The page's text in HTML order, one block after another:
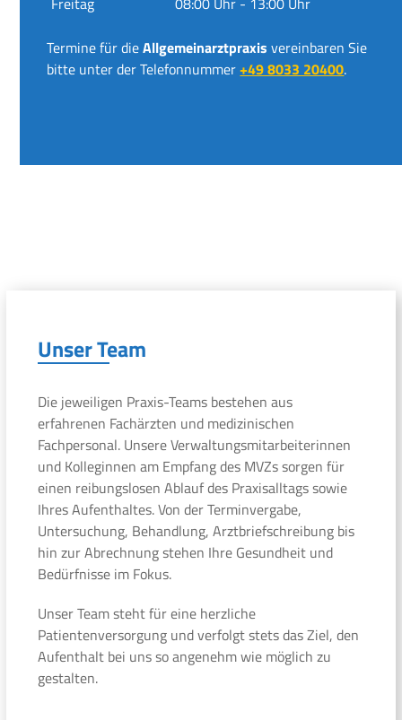
Termine für dieAllgemeinarztpraxis vereinbaren Sie
bitte unter der Telefonnummer+49 8033 20400.
Unser Team
Die jeweiligen Praxis-Teams bestehen aus
erfahrenen Fachärzten und medizinischen
Fachpersonal. Unsere Verwaltungsmitarbeiterinnen
und Kolleginnen am Empfang des MVZs sorgen für
einen reibungslosen Ablauf des Praxisalltags sowie
Ihres Aufenthaltes. Von der Terminvergabe,
Untersuchung, Behandlung, Arztbriefschreibung bis
hin zur Abrechnung stehen Ihre Gesundheit und
Bedürfnisse im Fokus.
Unser Team steht für eine herzliche
Patientenversorgung und verfolgt stets das Ziel, den
Aufenthalt bei uns so angenehm wie möglich zu
gestalten.